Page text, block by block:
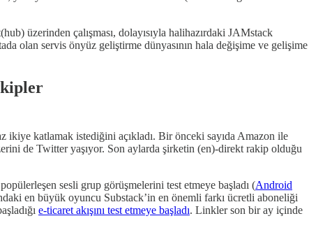
üzerinden çalışması, dolayısıyla halihazırdaki JAMstack
olan servis önyüz geliştirme dünyasının hala değişime ve gelişime
ikiye katlamak istediğini açıkladı. Bir önceki sayıda Amazon ile
de Twitter yaşıyor. Son aylarda şirketin (en)-direkt rakip olduğu
sesli grup görüşmelerini test etmeye başladı (Android
en büyük oyuncu Substack’in en önemli farkı ücretli aboneliği
e-ticaret akışını test etmeye başladı. Linkler son bir ay içinde